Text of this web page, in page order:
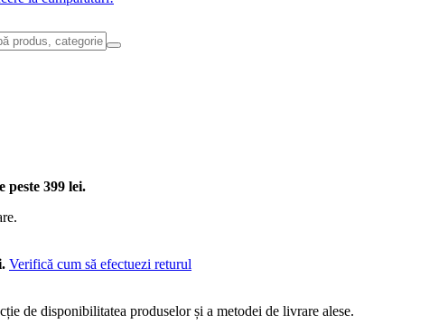
399 lei.
Verifică cum să efectuezi returul
de disponibilitatea produselor și a metodei de livrare alese.